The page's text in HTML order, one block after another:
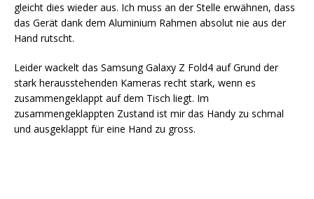
gleicht dies wieder aus. Ich muss an der Stelle erwähnen, dass
das Gerät dank dem Aluminium Rahmen absolut nie aus der
Hand rutscht.
Leider wackelt das Samsung Galaxy Z Fold4 auf Grund der
stark herausstehenden Kameras recht stark, wenn es
zusammengeklappt auf dem Tisch liegt. Im
zusammengeklappten Zustand ist mir das Handy zu schmal
und ausgeklappt für eine Hand zu gross.